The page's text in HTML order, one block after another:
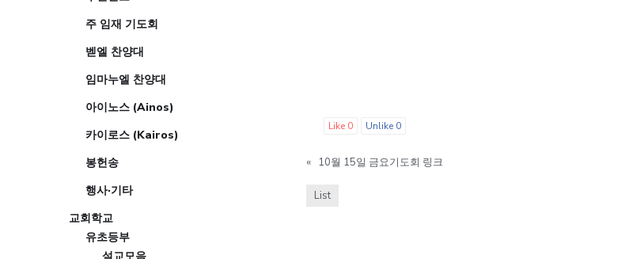
Like 0 Unlike 0
« 10월 15일 금요기도회 링크
List
주 임재 기도회
벧엘 찬양대
임마누엘 찬양대
아이노스 (Ainos)
카이로스 (Kairos)
봉헌송
행사·기타
교회학교
유초등부